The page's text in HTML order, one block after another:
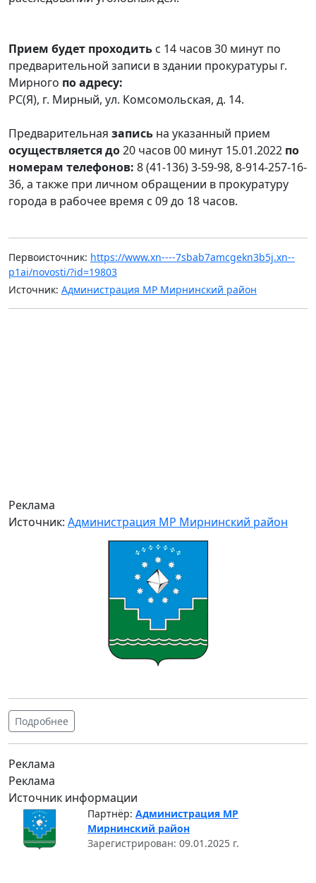
Прием будет проходить с 14 часов 30 минут по
предварительной записи в здании прокуратуры г.
Мирного по адресу:
РС(Я), г. Мирный, ул. Комсомольская, д. 14.
Предварительная запись на указанный прием
осуществляется до20 часов 00 минут 15.01.2022 по
номерам телефонов: 8 (41-136) 3-59-98, 8-914-257-16-
36, а также при личном обращении в прокуратуру
города в рабочее время с 09 до 18 часов.
Первоисточник: https://www.xn----7sbab7amcgekn3b5j.xn--
p1ai/novosti/?id=19803
Источник: Администрация МР Мирнинский район
Реклама
Источник: Администрация МР Мирнинский район
Подробнее
Реклама
Реклама
Источник информации
Партнёр: Администрация МР
Мирнинский район
Зарегистрирован: 09.01.2025 г.